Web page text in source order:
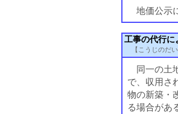
地価公示
工事の代行に
【こうじのだ
同一の土
で、収用さ
物の新築・
る場合があ